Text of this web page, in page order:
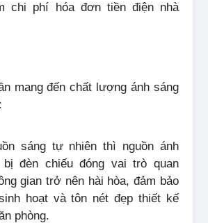
chi phí hóa đơn tiền điện nhà
mang đến chất lượng ánh sáng
sáng tự nhiên thì nguồn ánh
đèn chiếu đóng vai trò quan
gian trở nên hài hòa, đảm bảo
hoạt và tôn nét đẹp thiết kế
phòng.